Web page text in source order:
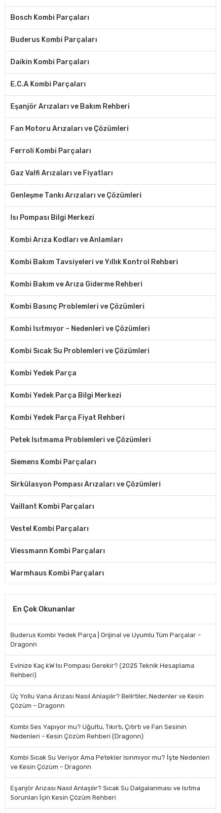
Bosch Kombi Parçaları
Buderus Kombi Parçaları
Daikin Kombi Parçaları
E.C.A Kombi Parçaları
Eşanjör Arızaları ve Bakım Rehberi
Fan Motoru Arızaları ve Çözümleri
Ferroli Kombi Parçaları
Gaz Valfi Arızaları ve Fiyatları
Genleşme Tankı Arızaları ve Çözümleri
Isı Pompası Bilgi Merkezi
Kombi Arıza Kodları ve Anlamları
Kombi Bakım Tavsiyeleri ve Yıllık Kontrol Rehberi
Kombi Bakım ve Arıza Giderme Rehberi
Kombi Basınç Problemleri ve Çözümleri
Kombi Isıtmıyor – Nedenleri ve Çözümleri
Kombi Sıcak Su Problemleri ve Çözümleri
Kombi Yedek Parça
Kombi Yedek Parça Bilgi Merkezi
Kombi Yedek Parça Fiyat Rehberi
Petek Isıtmama Problemleri ve Çözümleri
Siemens Kombi Parçaları
Sirkülasyon Pompası Arızaları ve Çözümleri
Vaillant Kombi Parçaları
Vestel Kombi Parçaları
Viessmann Kombi Parçaları
Warmhaus Kombi Parçaları
En Çok Okunanlar
Buderus Kombi Yedek Parça | Orijinal ve Uyumlu Tüm Parçalar –
Dragonn
Evinize Kaç kW Isı Pompası Gerekir? (2025 Teknik Hesaplama
Rehberi)
Üç Yollu Vana Arızası Nasıl Anlaşılır? Belirtiler, Nedenler ve Kesin
Çözüm – Dragonn
Kombi Ses Yapıyor mu? Uğultu, Tıkırtı, Çıtırtı ve Fan Sesinin
Nedenleri – Kesin Çözüm Rehberi (Dragonn)
Kombi Sıcak Su Veriyor Ama Petekler Isınmıyor mu? İşte Nedenleri
ve Kesin Çözüm – Dragonn
Eşanjör Arızası Nasıl Anlaşılır? Sıcak Su Dalgalanması ve Isıtma
Sorunları İçin Kesin Çözüm Rehberi